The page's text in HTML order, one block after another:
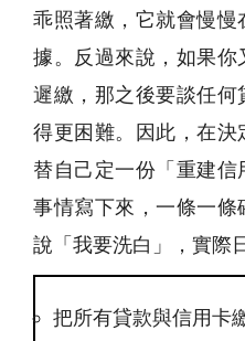
乖照著繳，它就會慢
據。反過來說，如果
遲繳，那之後要談任
得更困難。因此，在
替自己定一份「重建
事情寫下來，一條一
說「我要洗白」，實際
把所有貸款與信用卡